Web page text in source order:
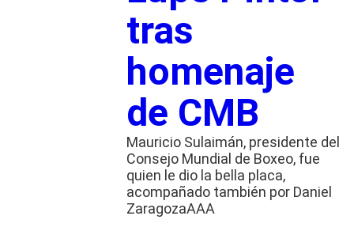
tras
homenaje
de CMB
Mauricio Sulaimán, presidente del
Consejo Mundial de Boxeo, fue
quien le dio la bella placa,
acompañado también por Daniel
ZaragozaAAA